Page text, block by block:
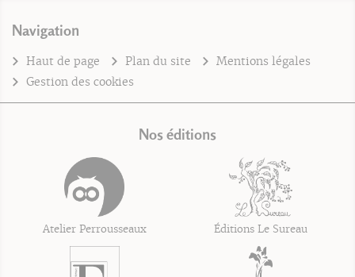
Navigation
Haut de page Plan du site
Mentions légales
Gestion des cookies
Nos éditions
Atelier Perrousseaux Éditions Le Sureau